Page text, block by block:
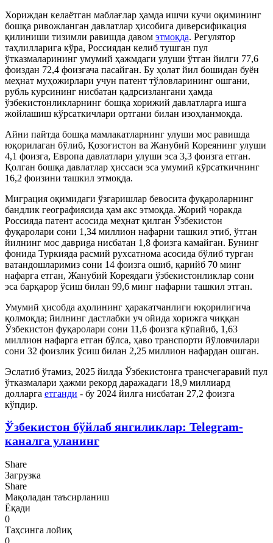
Хориждан келаётган маблағлар ҳамда ишчи кучи оқимининг
бошқа ривожланган давлатлар ҳисобига диверсификация
қилиниши тизимли равишда давом этмоқда. Регулятор
таҳлилларига кўра, Россиядан келиб тушган пул
ўтказмаларининг умумий ҳажмдаги улуши ўтган йилги 77,6
фоиздан 72,4 фоизгача пасайган. Бу ҳолат йил бошидан буён
меҳнат муҳожирлари учун патент тўловларининг ошгани,
рубль курсининг нисбатан қадрсизлангани ҳамда
ўзбекистонликларнинг бошқа хорижий давлатларга ишга
жойлашиш кўрсаткичлари ортгани билан изоҳланмоқда.
Айни пайтда бошқа мамлакатларнинг улуши мос равишда
юқорилаган бўлиб, Қозоғистон ва Жанубий Кореянинг улуши
4,1 фоизга, Европа давлатлари улуши эса 3,3 фоизга етган.
Қолган бошқа давлатлар ҳиссаси эса умумий кўрсаткичнинг
16,2 фоизини ташкил этмоқда.
Миграция оқимидаги ўзгаришлар бевосита фуқароларнинг
бандлик географиясида ҳам акс этмоқда. Жорий чоракда
Россияда патент асосида меҳнат қилган Ўзбекистон
фуқаролари сони 1,34 миллион нафарни ташкил этиб, ўтган
йилнинг мос давриga нисбатан 1,8 фоизга камайган. Бунинг
фонида Туркияда расмий рухсатнома асосида бўлиб турган
ватандошларимиз сони 14 фоизга ошиб, қарийб 70 минг
нафарга етган, Жанубий Кореядаги ўзбекистонликлар сони
эса барқарор ўсиш билан 99,6 минг нафарни ташкил этган.
Умумий ҳисобда аҳолининг ҳаракатчанлиги юқорилигича
қолмоқда; йилнинг дастлабки уч ойида хорижга чиққан
Ўзбекистон фуқаролари сони 11,6 фоизга кўпайиб, 1,63
миллион нафарга етган бўлса, ҳаво транспорти йўловчилари
сони 32 фоизлик ўсиш билан 2,25 миллион нафардан ошган.
Эслатиб ўтамиз, 2025 йилда Ўзбекистонга трансчегаравий пул
ўтказмалари ҳажми рекорд даражадаги 18,9 миллиард
долларга етганди - бу 2024 йилга нисбатан 27,2 фоизга
кўпдир.
Ўзбекистон бўйлаб янгиликлар: Telegram-
каналга уланинг
Share
Загрузка
Share
Мақоладан таъсирланиш
Ёқади
0
Таҳсинга лойиқ
0